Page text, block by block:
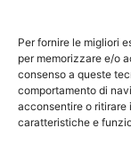
Per fornire le migliori
per memorizzare e/o
consenso a queste
comportamento di
acconsentire o ritirare
caratteristiche e
Maggio 2025
Aprile 2025
Marzo 2025